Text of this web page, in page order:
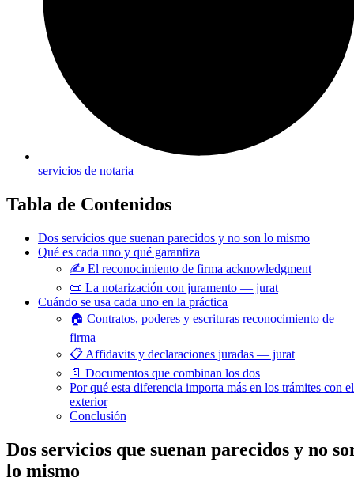
servicios de notaria
Tabla de Contenidos
Dos servicios que suenan parecidos y no son lo mismo
Qué es cada uno y qué garantiza
✍️ El reconocimiento de firma acknowledgment
📜 La notarización con juramento — jurat
Cuándo se usa cada uno en la práctica
🏠 Contratos, poderes y escrituras reconocimiento de
firma
📋 Affidavits y declaraciones juradas — jurat
📄 Documentos que combinan los dos
Por qué esta diferencia importa más en los trámites con el
exterior
Conclusión
Dos servicios que suenan parecidos y no
lo mismo